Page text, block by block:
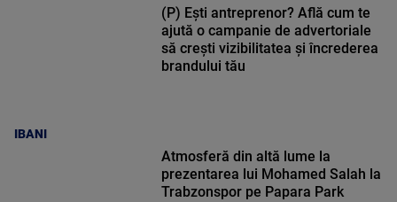
IBANI
(P) Ești antreprenor? Află cum te
ajută o campanie de advertoriale
să crești vizibilitatea și încrederea
brandului tău
Atmosferă din altă lume la
prezentarea lui Mohamed Salah la
Trabzonspor pe Papara Park